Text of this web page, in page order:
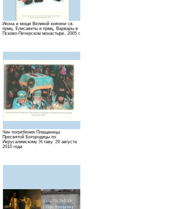
Икона и мощи Великой княгини св.
прмц. Елисаветы и прмц. Варвары в
Псково-Печерском монастыре. 2005 г.
Чин погребения Плащаницы
Пресвятой Богородицы по
Иерусалимскому Уставу. 29 августа
2010 года